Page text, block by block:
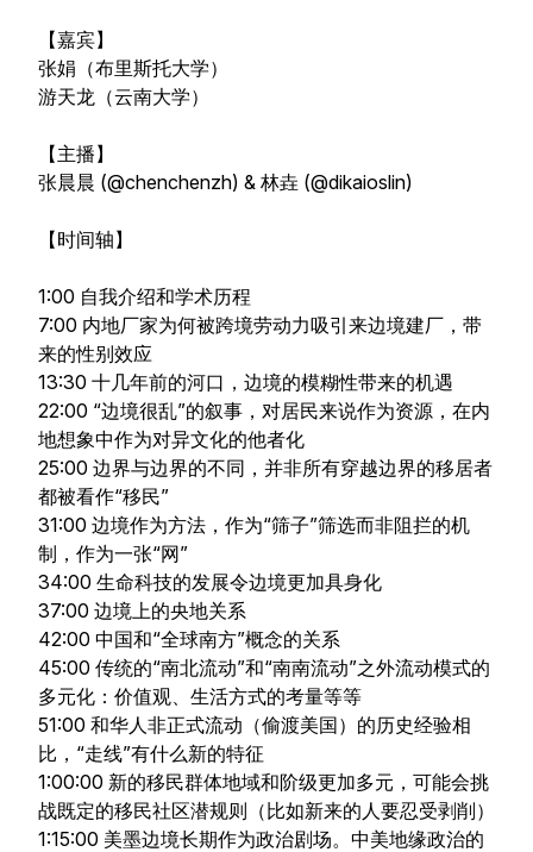
【嘉宾】
张娟（布里斯托大学）
游天龙（云南大学）
【主播】
张晨晨 (@chenchenzh) & 林垚 (@dikaioslin)
【时间轴】
1:00 自我介绍和学术历程
7:00 内地厂家为何被跨境劳动力吸引来边境建厂，带
来的性别效应
13:30 十几年前的河口，边境的模糊性带来的机遇
22:00 “边境很乱”的叙事，对居民来说作为资源，在内
地想象中作为对异文化的他者化
25:00 边界与边界的不同，并非所有穿越边界的移居者
都被看作“移民”
31:00 边境作为方法，作为“筛子”筛选而非阻拦的机
制，作为一张“网”
34:00 生命科技的发展令边境更加具身化
37:00 边境上的央地关系
42:00 中国和“全球南方”概念的关系
45:00 传统的“南北流动”和“南南流动”之外流动模式的
多元化：价值观、生活方式的考量等等
51:00 和华人非正式流动（偷渡美国）的历史经验相
比，“走线”有什么新的特征
1:00:00 新的移民群体地域和阶级更加多元，可能会挑
战既定的移民社区潜规则（比如新来的人要忍受剥削）
1:15:00 美墨边境长期作为政治剧场。中美地缘政治的